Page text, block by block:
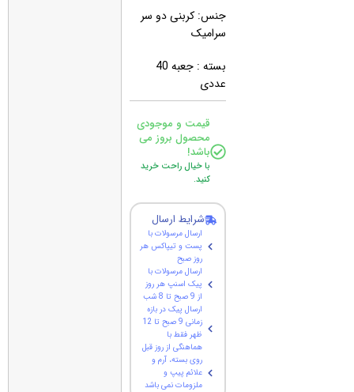
جنس: کربنی دو سر
سرامیک
بسته : جعبه 40
عددی
قیمت و موجودی
محصول بروز می
باشد!
با خیال راحت خرید
کنید.
شرایط ارسال
ارسال مرسولات با
پست و تیپاکس هر
روز صبح
ارسال مرسولات با
پیک اسنپ هر روز
از 9 صبح تا 8 شب
ارسال پیک در بازه
زمانی 9 صبح تا 12
ظهر فقط با
هماهنگی از روز قبل
روی بسته، آرم و
علائم پیپ و
ملزومات نمی باشد